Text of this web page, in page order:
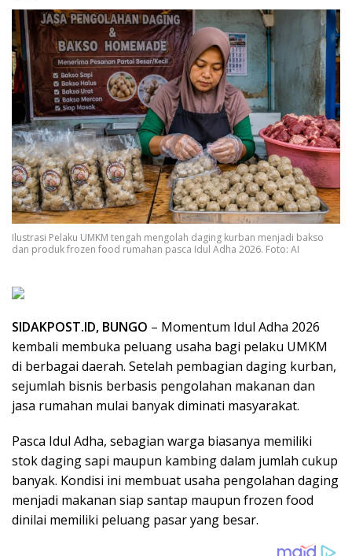
Ilustrasi Pelaku UMKM tengah mengolah daging kurban menjadi bakso
dan produk frozen food rumahan pasca Idul Adha 2026. Foto: AI
SIDAKPOST.ID, BUNGO – Momentum Idul Adha 2026
kembali membuka peluang usaha bagi pelaku UMKM
di berbagai daerah. Setelah pembagian daging kurban,
sejumlah bisnis berbasis pengolahan makanan dan
jasa rumahan mulai banyak diminati masyarakat.
Pasca Idul Adha, sebagian warga biasanya memiliki
stok daging sapi maupun kambing dalam jumlah cukup
banyak. Kondisi ini membuat usaha pengolahan daging
menjadi makanan siap santap maupun frozen food
dinilai memiliki peluang pasar yang besar.